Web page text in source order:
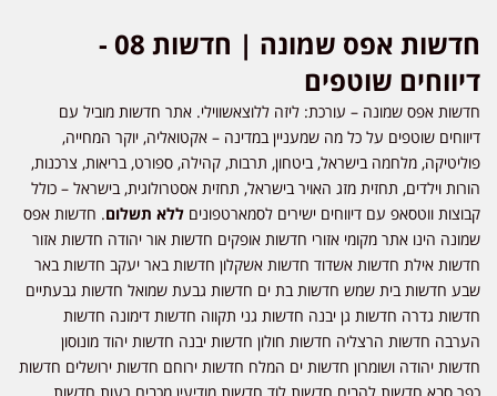
חדשות אפס שמונה | חדשות 08 -
דיווחים שוטפים
חדשות אפס שמונה – עורכת: ליזה ללוצאשווילי. אתר חדשות מוביל עם
דיווחים שוטפים על כל מה שמעניין במדינה – אקטואליה, יוקר המחייה,
פוליטיקה, מלחמה בישראל, ביטחון, תרבות, קהילה, ספורט, בריאות, צרכנות,
הורות וילדים, תחזית מזג האויר בישראל, תחזית אסטרולוגית, בישראל – כולל
קבוצות ווטסאפ עם דיווחים ישירים לסמארטפונים ללא תשלום. חדשות אפס
שמונה הינו אתר מקומי אזורי חדשות אופקים חדשות אור יהודה חדשות אזור
חדשות אילת חדשות אשדוד חדשות אשקלון חדשות באר יעקב חדשות באר
שבע חדשות בית שמש חדשות בת ים חדשות גבעת שמואל חדשות גבעתיים
חדשות גדרה חדשות גן יבנה חדשות גני תקווה חדשות דימונה חדשות
הערבה חדשות הרצליה חדשות חולון חדשות יבנה חדשות יהוד מונוסון
חדשות יהודה ושומרון חדשות ים המלח חדשות ירוחם חדשות ירושלים חדשות